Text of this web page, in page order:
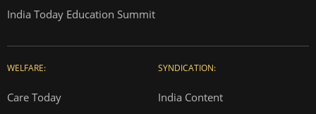
India Today Education Summit
WELFARE:
Care Today
SYNDICATION:
India Content